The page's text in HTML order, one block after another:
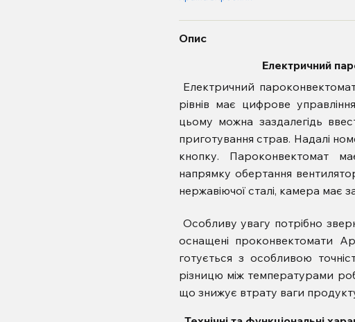
Опис
Електричний
Електричний
рівнів має цифрове
цьому можна заздалегідь
приготування страв. Надалі
кнопку. Пароконвектомат
напрямку обертання
нержавіючої сталі, камера має
Особливу увагу потрібно
оснащені проконвектомати
готується з особливою
різницю між температурами
що знижує втрату ваги